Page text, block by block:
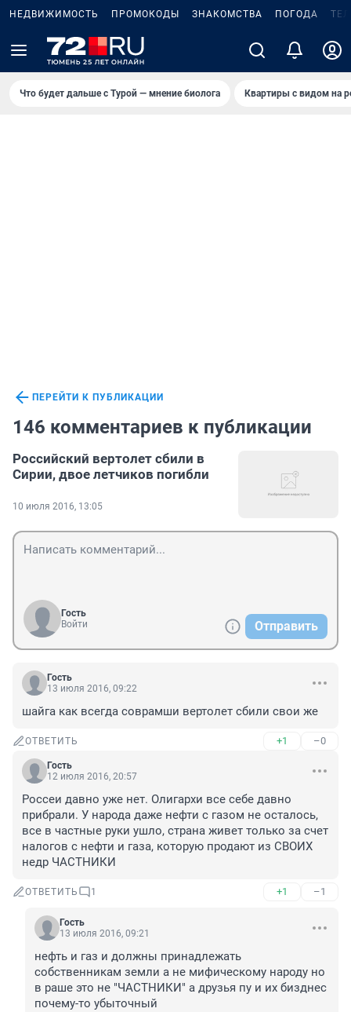
НЕДВИЖИМОСТЬ ПРОМОКОДЫ ЗНАКОМСТВА ПОГОДА
Что будет дальше с Турой — мнение биолога Квартиры с видом на
ПЕРЕЙТИ К ПУБЛИКАЦИИ
146 комментариев к публикации
Российский вертолет сбили в
Сирии, двое летчиков погибли
10 июля 2016, 13:05
Гость
Войти
Отправить
Гость
13 июля 2016, 09:22
шайга как всегда соврамши вертолет сбили свои же
ОТВЕТИТЬ +1 –0
Гость
12 июля 2016, 20:57
Россеи давно уже нет. Олигархи все себе давно
прибрали. У народа даже нефти с газом не осталось,
все в частные руки ушло, страна живет только за счет
налогов с нефти и газа, которую продают из СВОИХ
недр ЧАСТНИКИ
ОТВЕТИТЬ 1 +1 –1
Гость
13 июля 2016, 09:21
нефть и газ и должны принадлежать
собственникам земли а не мифическому народу но
в раше это не "ЧАСТНИКИ" а друзья пу и их бизднес
почему-то убыточный